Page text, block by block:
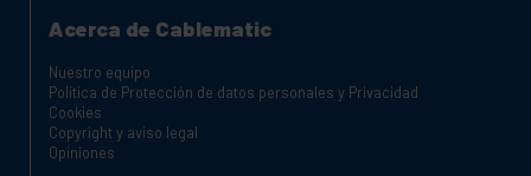
Acerca de Cablematic
Nuestro equipo
Política de Protección de datos personales y Privacidad
Cookies
Copyright y aviso legal
Opiniones